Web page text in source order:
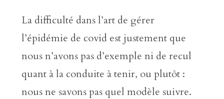
La difficulté dans l’art de gérer
l’épidémie de covid est justement que
nous n’avons pas d’exemple ni de recul
quant à la conduite à tenir, ou plutôt :
nous ne savons pas quel modèle suivre.